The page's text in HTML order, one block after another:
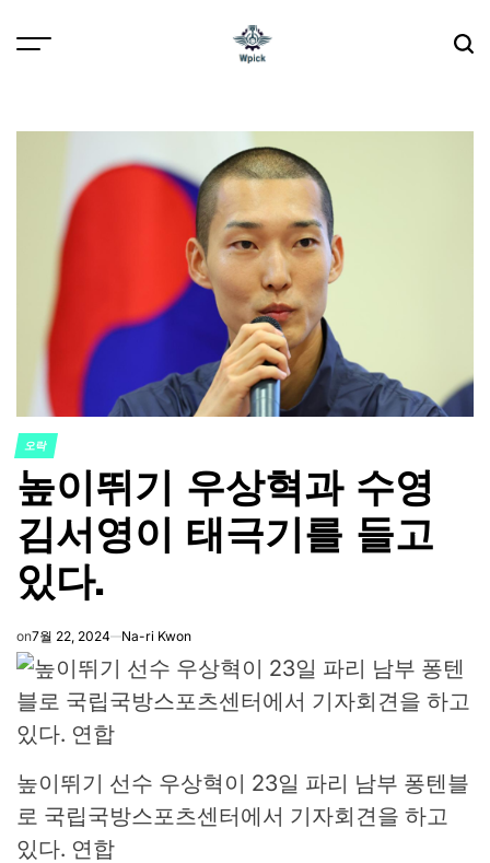
POSTED
IN
오락
높이뛰기 우상혁과 수영
김서영이 태극기를 들고
있다.
on7월 22, 2024 Na-ri Kwon
높이뛰기 선수 우상혁이 23일 파리 남부 퐁텐블
로 국립국방스포츠센터에서 기자회견을 하고
있다. 연합